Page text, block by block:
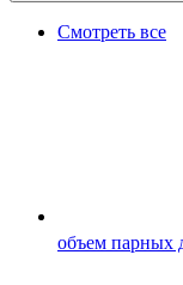
Смотреть все
объем парных